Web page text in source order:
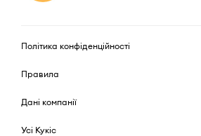
Політика конфіденційності
Правила
Дані компанії
Усі Кукіс